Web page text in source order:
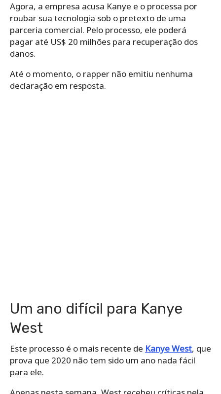
Agora, a empresa acusa Kanye e o processa por
roubar sua tecnologia sob o pretexto de uma
parceria comercial. Pelo processo, ele poderá
pagar até US$ 20 milhões para recuperação dos
danos.
Até o momento, o rapper não emitiu nenhuma
declaração em resposta.
Um ano difícil para Kanye
West
Este processo é o mais recente de Kanye West, que
prova que 2020 não tem sido um ano nada fácil
para ele.